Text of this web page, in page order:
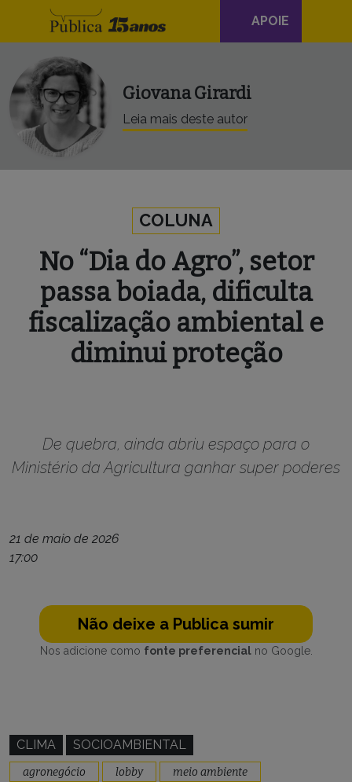
Skip to content
Navegação
principal
APOIE
Giovana Girardi
Leia mais deste autor
COLUNA
No “Dia do Agro”, setor
passa boiada, dificulta
fiscalização ambiental e
diminui proteção
De quebra, ainda abriu espaço para o
Ministério da Agricultura ganhar super poderes
21 de maio de 2026
17:00
Não deixe a Publica sumir
Nos adicione como fonte preferencialno Google.
CLIMA SOCIOAMBIENTAL
agronegócio lobby
meio ambiente